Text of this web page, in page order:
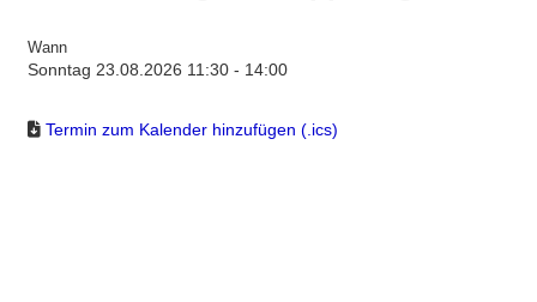
Wann
Sonntag 23.08.2026 11:30 - 14:00
Termin zum Kalender hinzufügen (.ics)